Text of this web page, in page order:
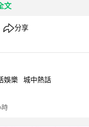
文
分享
娛樂 城中熱話
時